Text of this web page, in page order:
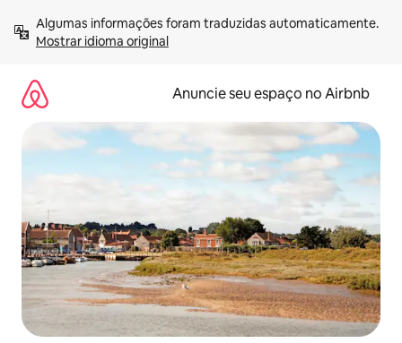
para
Mostrar idioma original
Anuncie seu espaço no Airbnb